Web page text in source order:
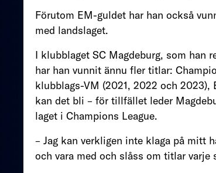
Förutom EM-guldet har han också
med landslaget.
I klubblaget SC Magdeburg, som han
har han vunnit ännu fler titlar:
klubblags-VM (2021, 2022 och
kan det bli – för tillfället leder
laget i Champions League.
– Jag kan verkligen inte klaga på mitt
och vara med och slåss om titlar varje